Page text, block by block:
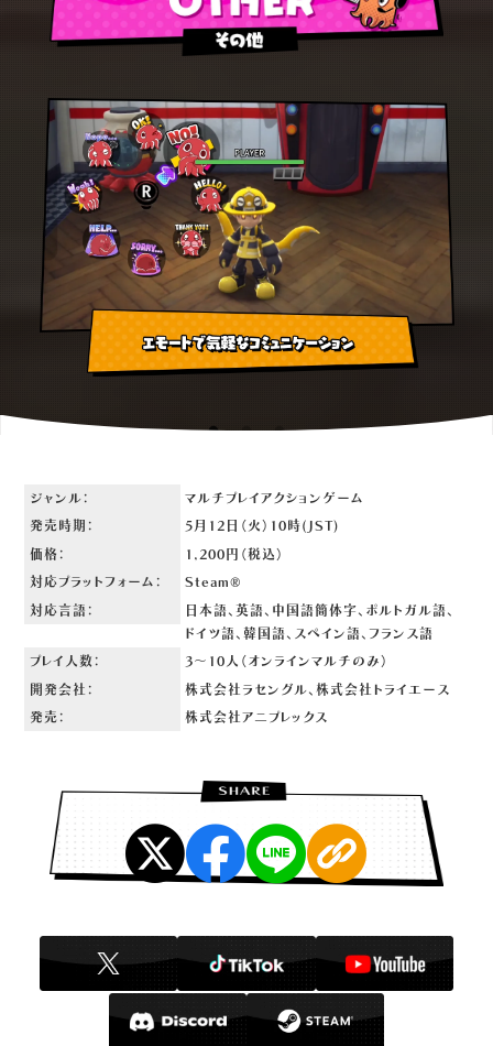
ジャンル： マルチプレイアクションゲーム
発売時期： 5月12日（火）10時(JST)
価格： 1,200円（税込）
対応プラットフォーム： Steam®
対応言語：
日本語、英語、中国語簡体字、ポルトガル語、
ドイツ語、 韓国語、スペイン語、フランス語
プレイ人数： 3～10人（オンラインマルチのみ）
開発会社： 株式会社ラセングル、株式会社トライエース
発売： 株式会社アニプレックス